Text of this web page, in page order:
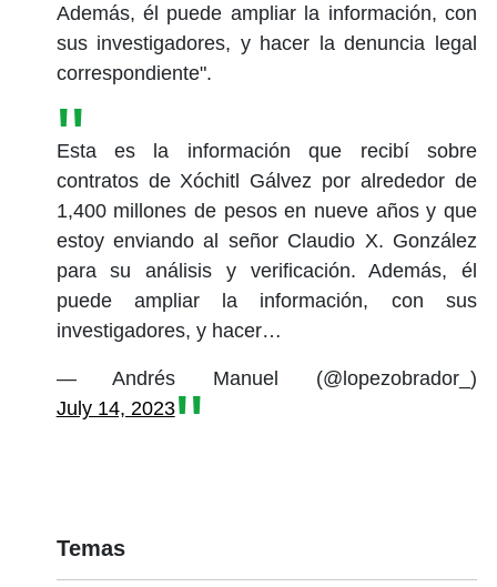
Además, él puede ampliar la información, con
sus investigadores, y hacer la denuncia legal
correspondiente".
Esta es la información que recibí sobre
contratos de Xóchitl Gálvez por alrededor de
1,400 millones de pesos en nueve años y que
estoy enviando al señor Claudio X. González
para su análisis y verificación. Además, él
puede ampliar la información, con sus
investigadores, y hacer…
— Andrés Manuel (@lopezobrador_)
July 14, 2023
Temas